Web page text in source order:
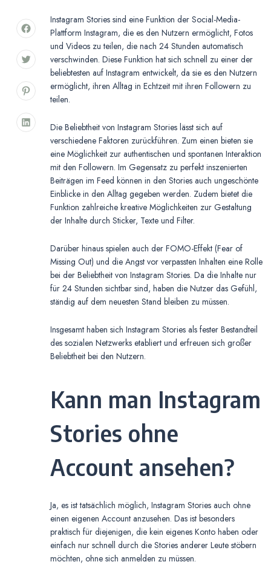
Instagram Stories sind eine Funktion der Social-Media-
Plattform Instagram, die es den Nutzern ermöglicht, Fotos
und Videos zu teilen, die nach 24 Stunden automatisch
verschwinden. Diese Funktion hat sich schnell zu einer der
beliebtesten auf Instagram entwickelt, da sie es den Nutzern
ermöglicht, ihren Alltag in Echtzeit mit ihren Followern zu
teilen.
Die Beliebtheit von Instagram Stories lässt sich auf
verschiedene Faktoren zurückführen. Zum einen bieten sie
eine Möglichkeit zur authentischen und spontanen Interaktion
mit den Followern. Im Gegensatz zu perfekt inszenierten
Beiträgen im Feed können in den Stories auch ungeschönte
Einblicke in den Alltag gegeben werden. Zudem bietet die
Funktion zahlreiche kreative Möglichkeiten zur Gestaltung
der Inhalte durch Sticker, Texte und Filter.
Darüber hinaus spielen auch der FOMO-Effekt (Fear of
Missing Out) und die Angst vor verpassten Inhalten eine Rolle
bei der Beliebtheit von Instagram Stories. Da die Inhalte nur
für 24 Stunden sichtbar sind, haben die Nutzer das Gefühl,
ständig auf dem neuesten Stand bleiben zu müssen.
Insgesamt haben sich Instagram Stories als fester Bestandteil
des sozialen Netzwerks etabliert und erfreuen sich großer
Beliebtheit bei den Nutzern.
Kann man Instagram
Stories ohne
Account ansehen?
Ja, es ist tatsächlich möglich, Instagram Stories auch ohne
einen eigenen Account anzusehen. Das ist besonders
praktisch für diejenigen, die kein eigenes Konto haben oder
einfach nur schnell durch die Stories anderer Leute stöbern
möchten, ohne sich anmelden zu müssen.